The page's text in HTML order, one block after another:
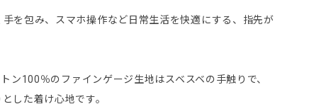
を包み、スマホ操作など日常生活を快適にする、指先が
100％のファインゲージ生地はスベスベの手触りで、
した着け心地です。